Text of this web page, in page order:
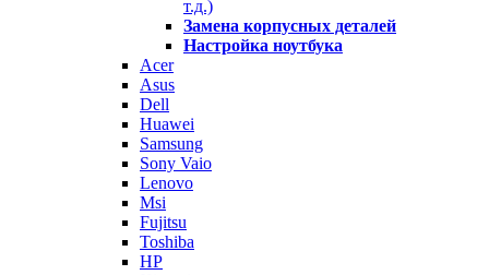
т.д.)
Замена корпусных деталей
Настройка ноутбука
Acer
Asus
Dell
Huawei
Samsung
Sony Vaio
Lenovo
Msi
Fujitsu
Toshiba
HP